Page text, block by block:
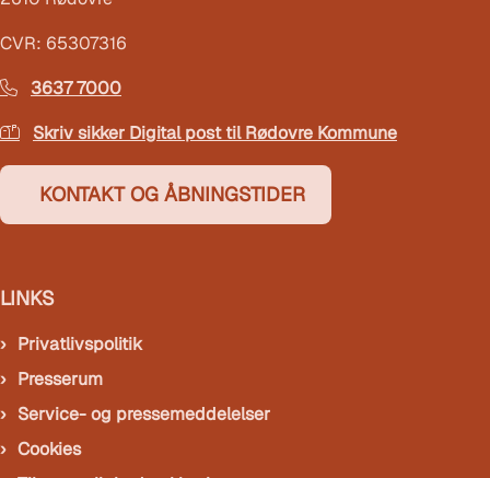
CVR: 65307316
3637 7000
Skriv sikker Digital post til Rødovre Kommune
KONTAKT OG ÅBNINGSTIDER
LINKS
Privatlivspolitik
Presserum
Service- og pressemeddelelser
Cookies